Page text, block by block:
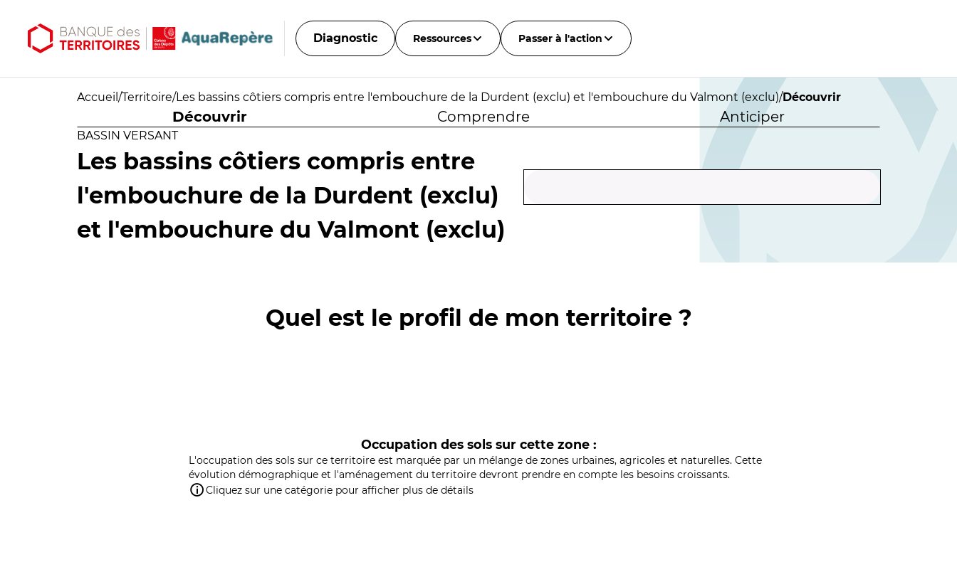
Diagnostic Ressources Passer à l'action
Accueil /Territoire/Les bassins côtiers compris entre l'embouchure de la Durdent (exclu) et l'embouchure du Valmont (exclu)/Découvrir
Découvrir Comprendre Anticiper
BASSIN VERSANT
Les bassins côtiers compris entre
l'embouchure de la Durdent (exclu)
et l'embouchure du Valmont (exclu)
Quel est le profil de mon territoire ?
Occupation des sols sur cette zone :
L'occupation des sols sur ce territoire est marquée par un mélange de zones urbaines, agricoles et naturelles. Cette
évolution démographique et l'aménagement du territoire devront prendre en compte les besoins croissants.
Cliquez sur une catégorie pour afficher plus de détails